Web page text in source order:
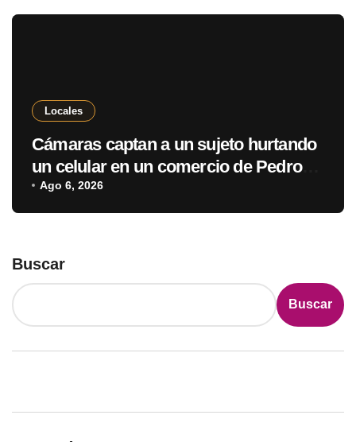
Locales
Cámaras captan a un sujeto hurtando
un celular en un comercio de Pedro
Juan Caballero
Ago 6, 2026
Buscar
Buscar